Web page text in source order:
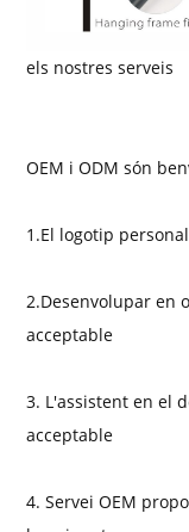
els nostres serveis
OEM i ODM són
1.El logotip
2.Desenvolupar en
acceptable
3. L'assistent en el
acceptable
4. Servei OEM